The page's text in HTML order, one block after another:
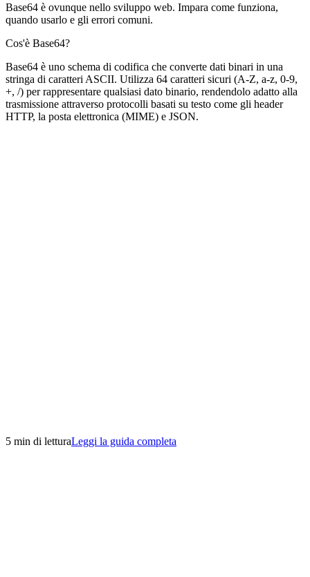
Base64 è ovunque nello sviluppo web. Impara come funziona,
quando usarlo e gli errori comuni.
Cos'è Base64?
Base64 è uno schema di codifica che converte dati binari in una
stringa di caratteri ASCII. Utilizza 64 caratteri sicuri (A-Z, a-z, 0-9,
+, /) per rappresentare qualsiasi dato binario, rendendolo adatto alla
trasmissione attraverso protocolli basati su testo come gli header
HTTP, la posta elettronica (MIME) e JSON.
5 min di letturaLeggi la guida completa